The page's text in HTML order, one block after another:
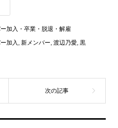
加入・卒業・脱退・解雇
加入 , 新メンバー, 渡辺乃愛, 黒